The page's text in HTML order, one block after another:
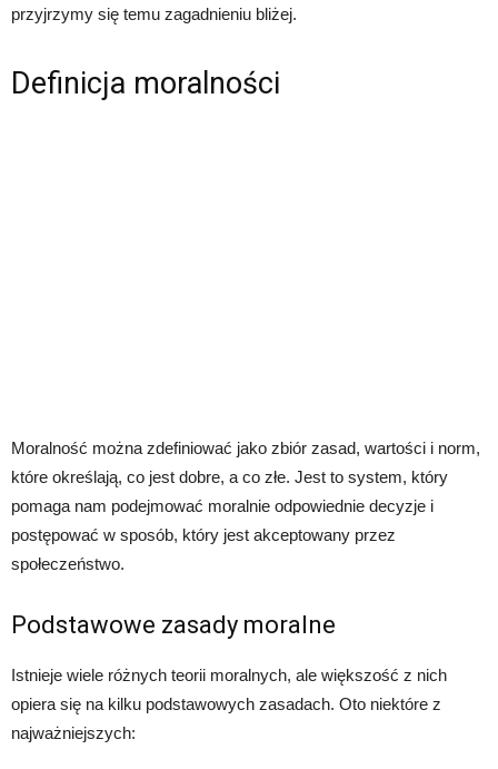
przyjrzymy się temu zagadnieniu bliżej.
Definicja moralności
Moralność można zdefiniować jako zbiór zasad, wartości i norm,
które określają, co jest dobre, a co złe. Jest to system, który
pomaga nam podejmować moralnie odpowiednie decyzje i
postępować w sposób, który jest akceptowany przez
społeczeństwo.
Podstawowe zasady moralne
Istnieje wiele różnych teorii moralnych, ale większość z nich
opiera się na kilku podstawowych zasadach. Oto niektóre z
najważniejszych: